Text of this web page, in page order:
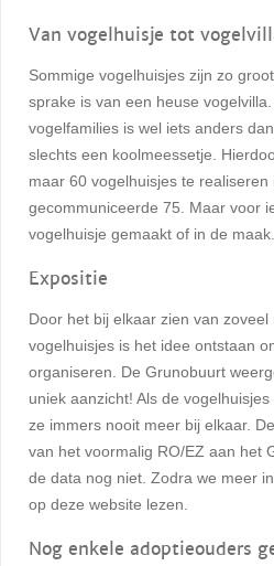
Van vogelhuisje tot
Sommige vogelhuisjes zijn zo
sprake is van een heuse
vogelfamilies is wel iets anders
slechts een koolmeessetje.
maar 60 vogelhuisjes te
gecommuniceerde 75. Maar voor
vogelhuisje gemaakt of in de maak.
Expositie
Door het bij elkaar zien van zoveel
vogelhuisjes is het idee ontstaan
organiseren. De Grunobuurt
uniek aanzicht! Als de
ze immers nooit meer bij elkaar.
van het voormalig RO/EZ aan het
de data nog niet. Zodra we meer
op deze website lezen.
Nog enkele adoptieouders